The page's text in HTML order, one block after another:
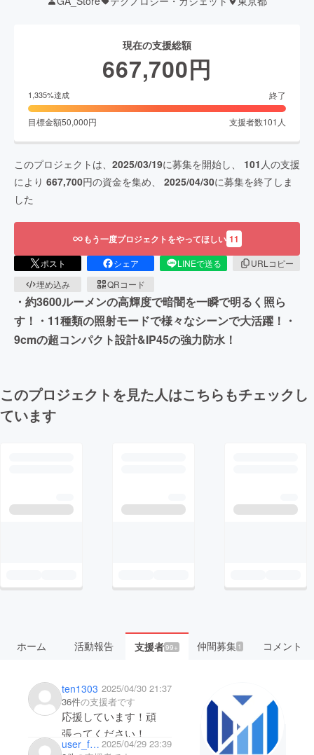
現在の支援総額
667,700円
1,335%達成 終了
目標金額50,000円 支援者数101 人
このプロジェクトは、 2025/03/19に募集を開始し、 101 人の支援
により 667,700円の資金を集め、 2025/04/30に募集を終了しま
した
もう一度プロジェクトをやってほしい 11
ポスト シェア LINEで送る
URLコピー
埋め込み
QRコード
・約3600ルーメンの高輝度で暗闇を一瞬で明るく照ら
す！・11種類の照射モードで様々なシーンで大活躍！・
9cmの超コンパクト設計&IP45の強力防水！
このプロジェクトを見た人はこちらもチェックし
ています
ホーム 活動報告 支援者99+ 仲間募集 1 コメント
ten1303 2025/04/30 21:37
36件の支援者です
応援しています！頑
張ってください！
user_f352ccda86a4 2025/04/29 23:39